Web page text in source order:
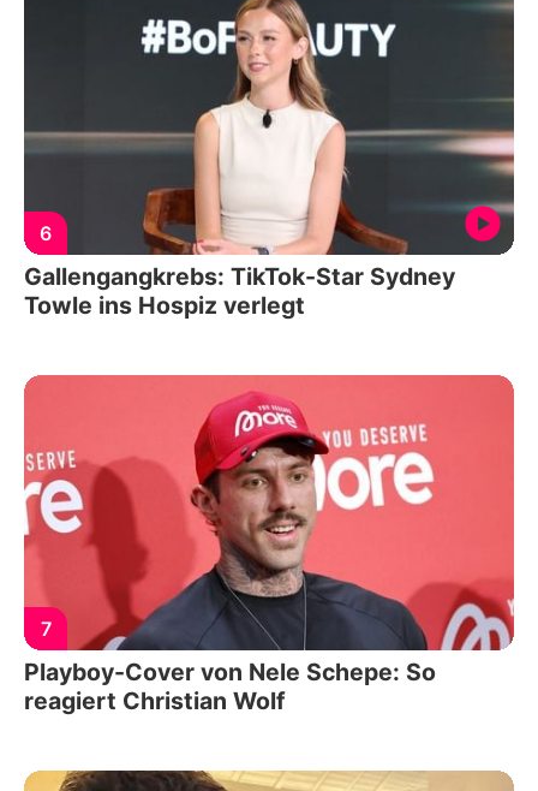
6
Gallengangkrebs: TikTok-Star Sydney
Towle ins Hospiz verlegt
7
Playboy-Cover von Nele Schepe: So
reagiert Christian Wolf